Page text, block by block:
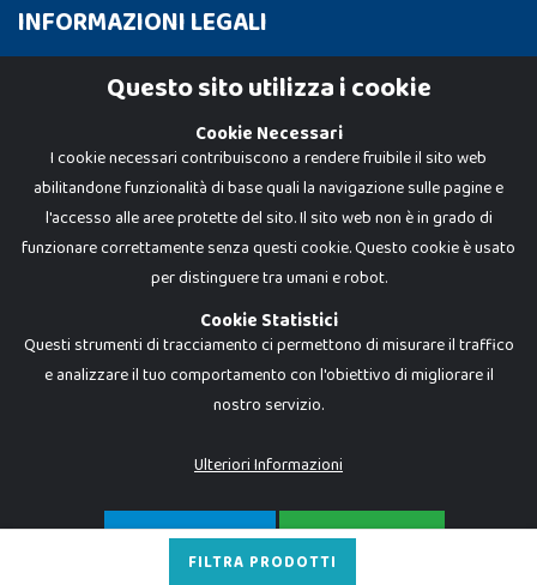
FILTRA PRODOTTI
INFORMAZIONI LEGALI
Cookie Policy
Dadi e Mattoncini è un brand di Giocabene Srl. Ogni riproduzione o utilizzo non
I prezzi e le promozioni pubblicate potrebbero differire da quanto esposto in
P.IVA 02608090425 - REA AN201199 - C.S. 10.000 i.v.
Questo sito utilizza i cookie
Cookie Necessari
I cookie necessari contribuiscono a rendere fruibile il sito web
abilitandone funzionalità di base quali la navigazione sulle pagine e
l'accesso alle aree protette del sito. Il sito web non è in grado di
funzionare correttamente senza questi cookie. Questo cookie è usato
per distinguere tra umani e robot.
Cookie Statistici
Questi strumenti di tracciamento ci permettono di misurare il traffico
e analizzare il tuo comportamento con l'obiettivo di migliorare il
nostro servizio.
Ulteriori Informazioni
SOLO NECESSARI ACCETTA TUTTO